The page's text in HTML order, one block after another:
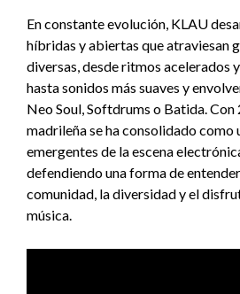
En constante evolución, KLAU
híbridas y abiertas que atraviesan
diversas, desde ritmos acelerados
hasta sonidos más suaves y
Neo Soul, Softdrums o Batida. Con
madrileña se ha consolidado como
emergentes de la escena
defendiendo una forma de
comunidad, la diversidad y el
música.